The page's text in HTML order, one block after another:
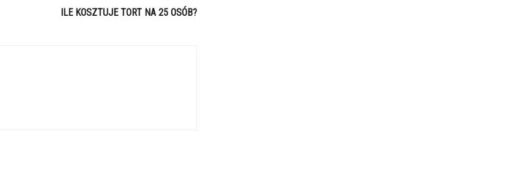
ILE KOSZTUJE TORT NA 25 OSÓB?